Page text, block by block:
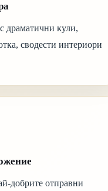
драматични кули,
сводести интериори
добрите отправни